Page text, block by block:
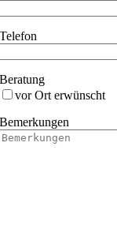
Telefon
Beratung
vor Ort erwünscht
Bemerkungen